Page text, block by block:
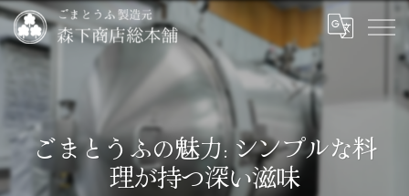
ごまとうふの魅力: シンプルな料
理が持つ深い滋味